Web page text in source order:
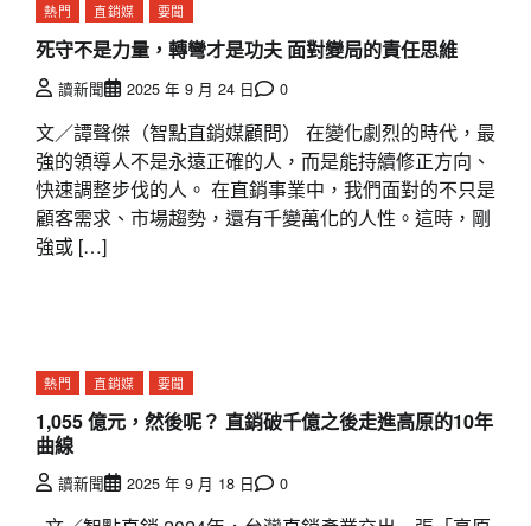
熱門 直銷媒 要聞
死守不是力量，轉彎才是功夫 面對變局的責任思維
讀新聞 2025 年 9 月 24 日 0
文／譚聲傑（智點直銷媒顧問） 在變化劇烈的時代，最
強的領導人不是永遠正確的人，而是能持續修正方向、
快速調整步伐的人。 在直銷事業中，我們面對的不只是
顧客需求、市場趨勢，還有千變萬化的人性。這時，剛
強或 […]
熱門 直銷媒 要聞
1,055 億元，然後呢？ 直銷破千億之後走進高原的10年
曲線
讀新聞 2025 年 9 月 18 日 0